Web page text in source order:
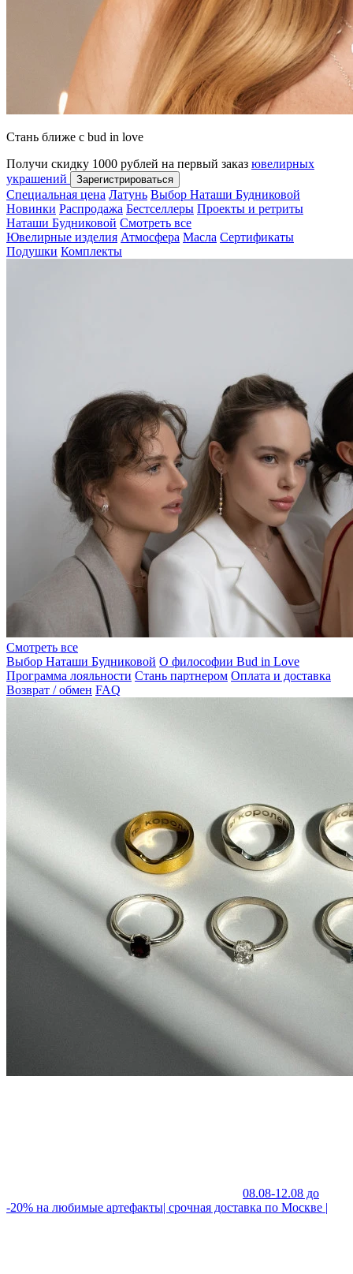
Стань ближе с bud in love
Получи скидку 1000 рублей на первый заказ ювелирных
украшений
Зарегистрироваться
Специальная цена Латунь Выбор Наташи Будниковой
Новинки Распродажа Бестселлеры Проекты и ретриты
Наташи Будниковой Смотреть все
Ювелирные изделия Атмосфера Масла Сертификаты
Подушки Комплекты
Смотреть все
Выбор Наташи Будниковой О философии Bud in Love
Программа лояльности Стань партнером Оплата и доставка
Возврат / обмен FAQ
08.08-12.08 до
-20% на любимые артефакты| срочная доставка по Москве |